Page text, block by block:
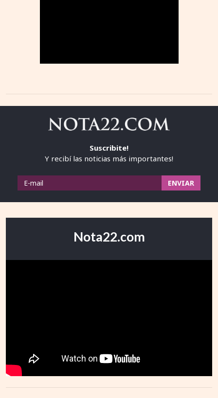
Suscribite!
Y recibí las noticias más importantes!
Nota22.com